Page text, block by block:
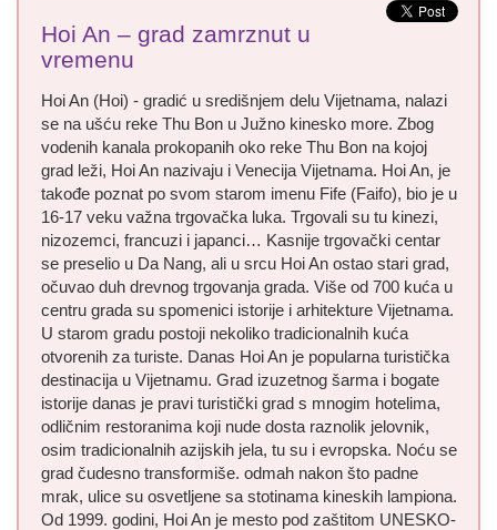
Hoi An – grad zamrznut u
vremenu
Hoi An (Hoi) - gradić u središnjem delu Vijetnama, nalazi
se na ušću reke Thu Bon u Južno kinesko more. Zbog
vodenih kanala prokopanih oko reke Thu Bon na kojoj
grad leži, Hoi An nazivaju i Venecija Vijetnama. Hoi An, je
takođe poznat po svom starom imenu Fife (Faifo), bio je u
16-17 veku važna trgovačka luka. Trgovali su tu kinezi,
nizozemci, francuzi i japanci… Kasnije trgovački centar
se preselio u Da Nang, ali u srcu Hoi An ostao stari grad,
očuvao duh drevnog trgovanja grada. Više od 700 kuća u
centru grada su spomenici istorije i arhitekture Vijetnama.
U starom gradu postoji nekoliko tradicionalnih kuća
otvorenih za turiste. Danas Hoi An je popularna turistička
destinacija u Vijetnamu. Grad izuzetnog šarma i bogate
istorije danas je pravi turistički grad s mnogim hotelima,
odličnim restoranima koji nude dosta raznolik jelovnik,
osim tradicionalnih azijskih jela, tu su i evropska. Noću se
grad čudesno transformiše. odmah nakon što padne
mrak, ulice su osvetljene sa stotinama kineskih lampiona.
Od 1999. godini, Hoi An je mesto pod zaštitom UNESKO-